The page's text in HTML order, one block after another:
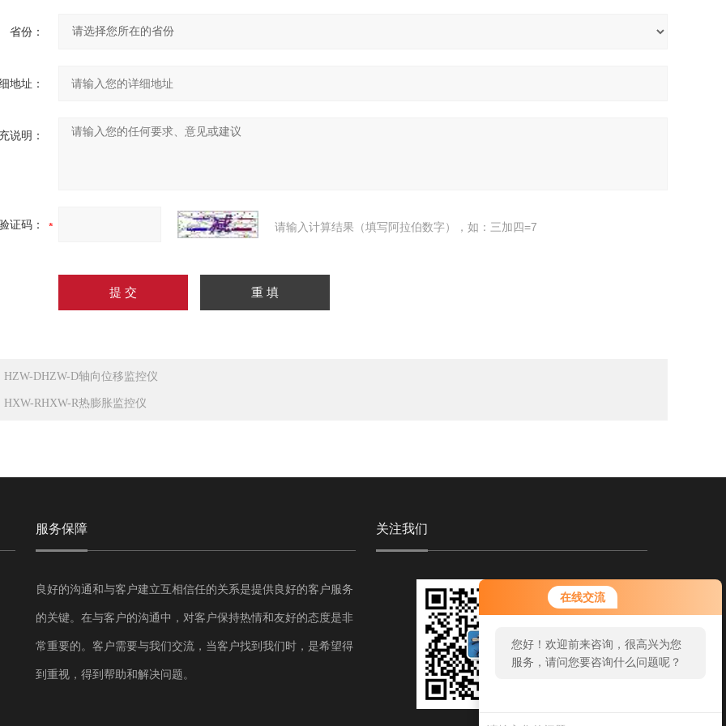
在线交流
您好！欢迎前来咨询，很高兴为您
服务，请问您要咨询什么问题呢？
省份：
地址：
说明：
证码： 请输入计算结果（填写阿拉伯数字），如：三加四=7
HZW-DHZW-D轴向位移监控仪
HXW-RHXW-R热膨胀监控仪
服务保障
良好的沟通和与客户建立互相信任的关系是提供良好的客户服务
的关键。在与客户的沟通中，对客户保持热情和友好的态度是非
常重要的。客户需要与我们交流，当客户找到我们时，是希望得
到重视，得到帮助和解决问题。
关注我们